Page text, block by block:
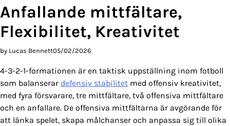
Anfallande mittfältare,
Flexibilitet, Kreativitet
by Lucas Bennett05/02/2026
4-3-2-1-formationen är en taktisk uppställning inom fotboll
som balanserar defensiv stabilitet med offensiv kreativitet,
med fyra försvarare, tre mittfältare, två offensiva mittfältare
och en anfallare. De offensiva mittfältarna är avgörande för
att länka spelet, skapa målchanser och anpassa sig till olika